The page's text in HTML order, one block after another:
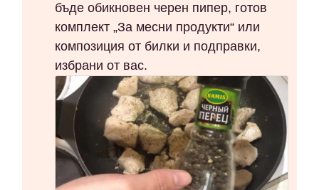
бъде обикновен черен пипер, готов
комплект „За месни продукти“ или
композиция от билки и подправки,
избрани от вас.